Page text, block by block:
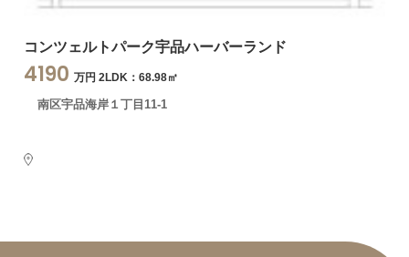
コンツェルトパーク宇品ハーバーランド
4190 万円 2LDK：68.98㎡
南区宇品海岸１丁目11-1